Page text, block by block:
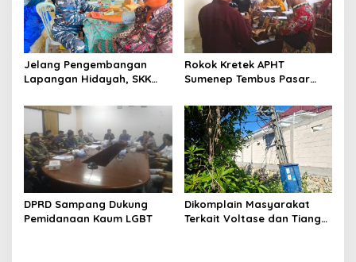
Jelang Pengembangan
Lapangan Hidayah, SKK
Perkuat Sinergi dengan
Nelayan Sampang
Rokok Kretek APHT
Sumenep Tembus Pasar
DPRD Sampang Dukung
Pemidanaan Kaum LGBT
Dikomplain Masyarakat
Terkait Voltase dan Tiang